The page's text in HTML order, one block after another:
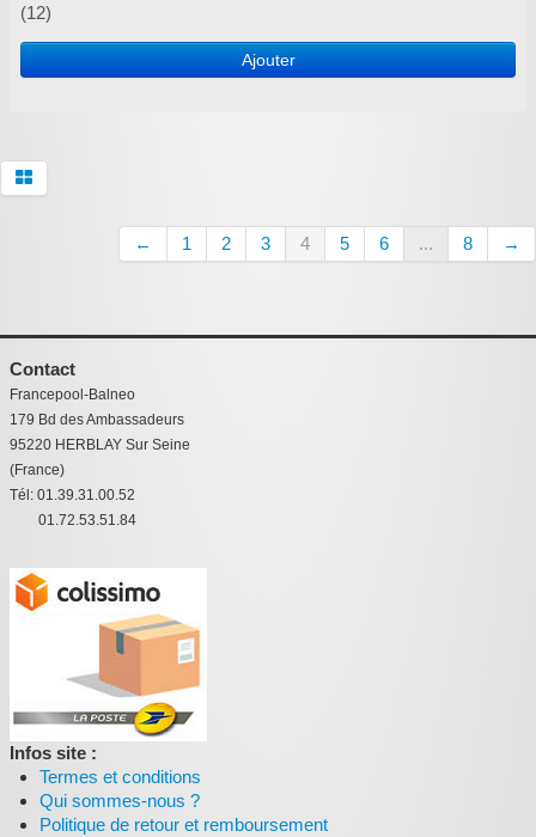
(12)
Ajouter
← 1 2 3 4 5 6 ... 8 →
Contact
Francepool-Balneo
179 Bd des Ambassadeurs
95220 HERBLAY Sur Seine
(France)
Tél: 01.39.31.00.52
01.72.53.51.84
Infos site :
Termes et conditions
Qui sommes-nous ?
Politique de retour et remboursement